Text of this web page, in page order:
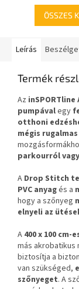
ÖSSZES
Leírás
Termék
Az inSPORTline
pumpávalegy
otthoni
mégis
parkourról
A Drop Stitch
PVC anyagés a
hogy a szőnyeg
elnyeli az
A 400 x 100 cm-
más akrobatikus
biztosítja a
van szükséged,
szőnyeget. A